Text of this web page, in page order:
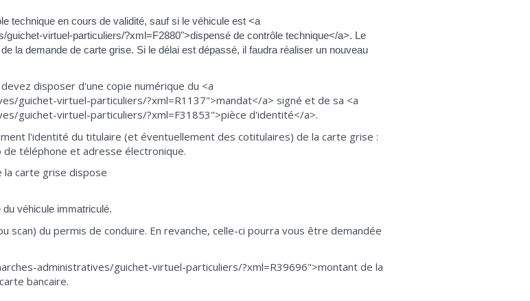
technique en cours de validité, sauf si le véhicule est <a
virtuel-particuliers/?xml=F2880">dispensé de contrôle technique</a>. Le
la demande de carte grise. Si le délai est dépassé, il faudra réaliser un nouveau
disposer d'une copie numérique du <a
guichet-virtuel-particuliers/?xml=R1137">mandat</a> signé et de sa <a
guichet-virtuel-particuliers/?xml=F31853">pièce d'identité</a>.
l'identité du titulaire (et éventuellement des cotitulaires) de la carte grise :
téléphone et adresse électronique.
la carte grise dispose
véhicule immatriculé.
scan) du permis de conduire. En revanche, celle-ci pourra vous être demandée
administratives/guichet-virtuel-particuliers/?xml=R39696">montant de la
bancaire.